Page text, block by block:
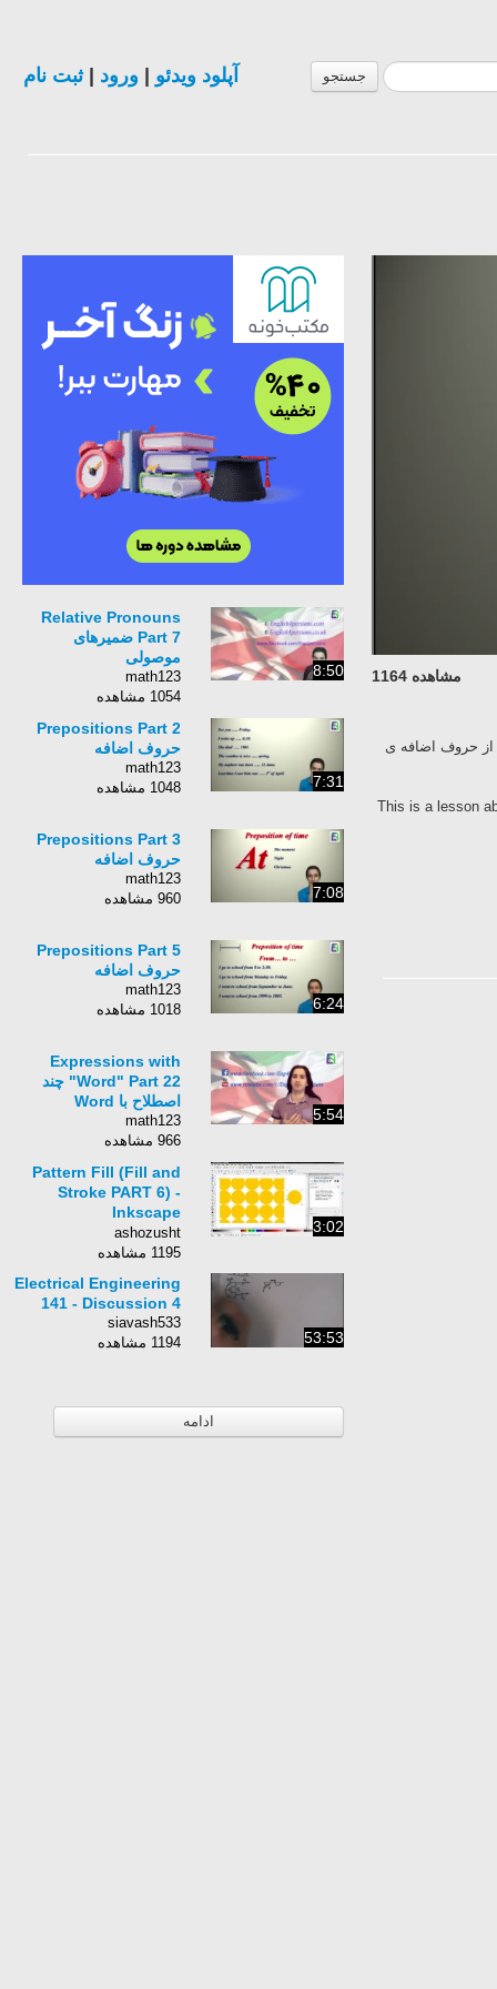
جستجو آپلود ویدئو ورود |ثبت نام
مشاهده 1164
حروف اضافه ی زمان و مکان در زبان انگلیسی میباشد. ٢٤ مورد از حروف اضافه ی
This is a lesson
8:50
Relative Pronouns
Part 7 ضمیرهای
موصولی
math123
1054 مشاهده
7:31
Prepositions Part 2
حروف اضافه
math123
1048 مشاهده
7:08
Prepositions Part 3
حروف اضافه
math123
960 مشاهده
6:24
Prepositions Part 5
حروف اضافه
math123
1018 مشاهده
5:54
Expressions with
"Word" Part 22 چند
اصطلاح با Word
math123
966 مشاهده
3:02
Pattern Fill (Fill and
Stroke PART 6) -
Inkscape
Beginners&#39;
Guide ep37
ashozusht
1195 مشاهده
53:53
Electrical Engineering
141 - Discussion 4
siavash533
1194 مشاهده
ادامه